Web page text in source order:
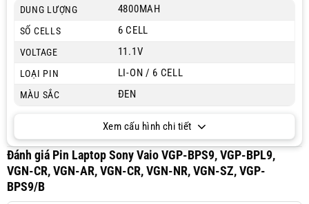
DUNG LƯỢNG 4800MAH
SỐ CELLS 6 CELL
VOLTAGE 11.1V
LOẠI PIN LI-ON / 6 CELL
MÀU SẮC ĐEN
Xem cấu hình chi tiết
Đánh giá Pin Laptop Sony Vaio VGP-BPS9, VGP-BPL9,
VGN-CR, VGN-AR, VGN-CR, VGN-NR, VGN-SZ, VGP-
BPS9/B